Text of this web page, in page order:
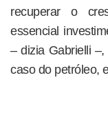
recuperar o
essencial
– dizia Gabrielli
caso do petróleo,